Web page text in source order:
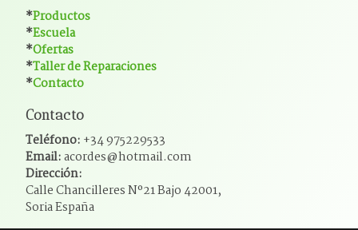
*Productos
*Escuela
*Ofertas
*Taller de Reparaciones
*Contacto
Contacto
Teléfono: +34 975229533
Email:acordes@hotmail.com
Dirección:
Calle Chancilleres Nº21 Bajo 42001,
Soria España